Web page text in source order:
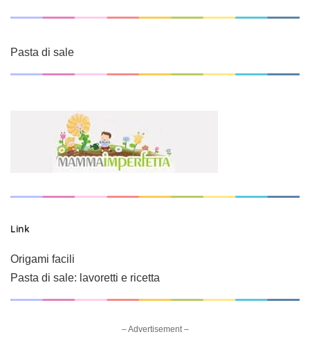
Pasta di sale
Link
Origami facili
Pasta di sale: lavoretti e ricetta
– Advertisement –